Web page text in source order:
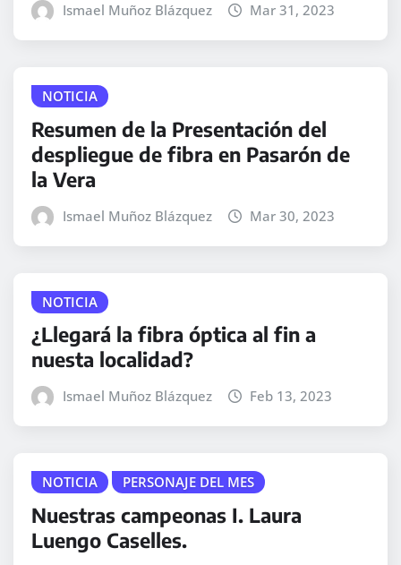
Ismael Muñoz Blázquez Mar 31, 2023
NOTICIA
Resumen de la Presentación del
despliegue de fibra en Pasarón de
la Vera
Ismael Muñoz Blázquez Mar 30, 2023
NOTICIA
¿Llegará la fibra óptica al fin a
nuesta localidad?
Ismael Muñoz Blázquez Feb 13, 2023
NOTICIA PERSONAJE DEL MES
Nuestras campeonas I. Laura
Luengo Caselles.